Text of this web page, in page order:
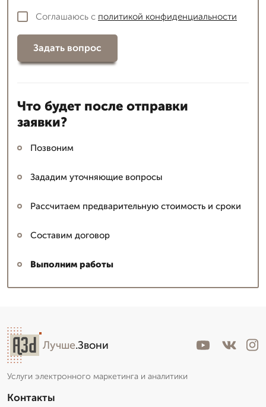
Соглашаюсь с политикой конфиденциальности
Задать вопрос
Что будет после отправки
заявки?
Позвоним
Зададим уточняющие вопросы
Рассчитаем предварительную стоимость и сроки
Составим договор
Выполним работы
Лучше.Звони
Услуги электронного маркетинга и аналитики
Контакты